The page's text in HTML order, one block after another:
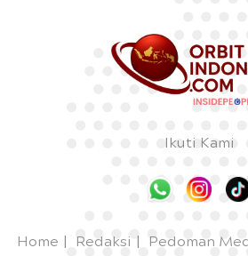
Ikuti Kami
Home Redaksi Pedoman